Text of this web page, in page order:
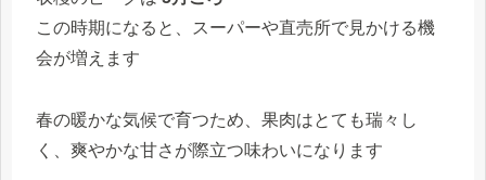
この時期になると、スーパーや直売所で見かける機
会が増えます
春の暖かな気候で育つため、果肉はとても瑞々し
く、爽やかな甘さが際立つ味わいになります